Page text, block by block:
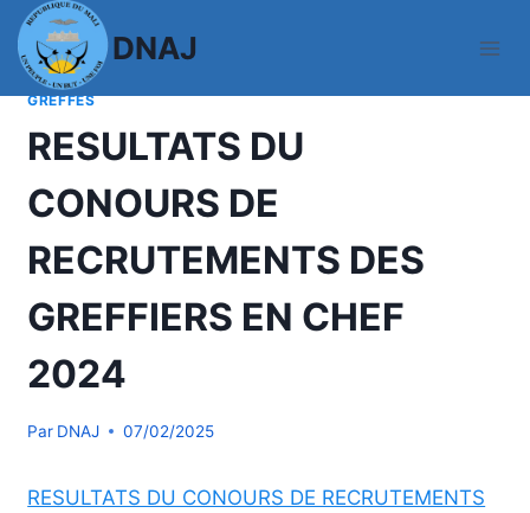
Aller
au
contenu
DNAJ
ACTUALITES
GREFFES
RESULTATS DU
CONOURS DE
RECRUTEMENTS DES
GREFFIERS EN CHEF
2024
Par DNAJ 07/02/2025
RESULTATS DU CONOURS DE RECRUTEMENTS